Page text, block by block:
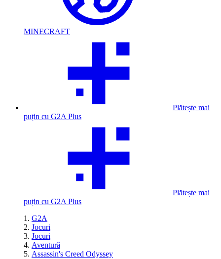
MINECRAFT
Plătește mai
puțin cu G2A Plus
Plătește mai
puțin cu G2A Plus
G2A
Jocuri
Jocuri
Aventură
Assassin's Creed Odyssey